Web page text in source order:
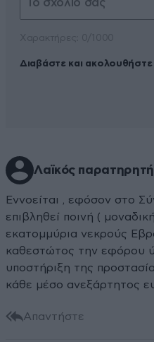
Διαβάστε και
Λαϊκός
Εννοείται , εφόσον στο
επιβληθεί ποινή (
εκατομμύρια νεκρούς
καθεστώτος την εφόρου
υποστήριξη της
κάθε μέσο ανεξάρτητος
Απαντήστε